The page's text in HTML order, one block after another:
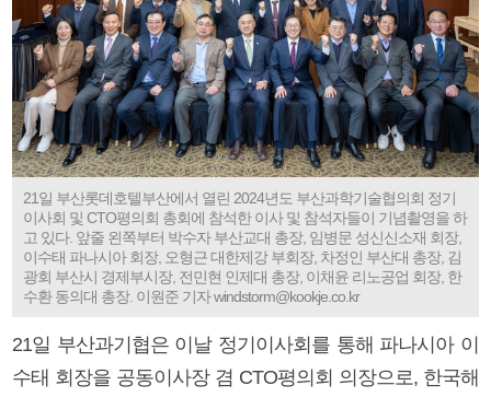
21일 부산롯데호텔부산에서 열린 2024년도 부산과학기술협의회 정기
이사회 및 CTO평의회 총회에 참석한 이사 및 참석자들이 기념촬영을 하
고 있다. 앞줄 왼쪽부터 박수자 부산교대 총장, 임병문 성신신소재 회장,
이수태 파나시아 회장, 오형근 대한제강 부회장, 차정인 부산대 총장, 김
광회 부산시 경제부시장, 전민현 인제대 총장, 이채윤 리노공업 회장, 한
수환 동의대 총장. 이원준 기자 windstorm@kookje.co.kr
21일 부산과기협은 이날 정기이사회를 통해 파나시아 이
수태 회장을 공동이사장 겸 CTO평의회 의장으로, 한국해